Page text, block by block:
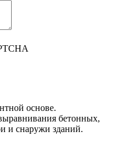
основе.
бетонных,
и снаружи зданий.